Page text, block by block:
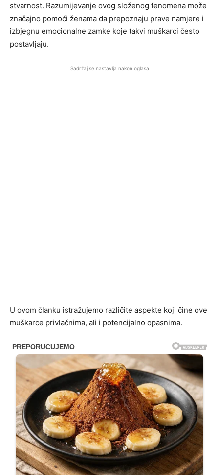
stvarnost. Razumijevanje ovog složenog fenomena može
značajno pomoći ženama da prepoznaju prave namjere i
izbjegnu emocionalne zamke koje takvi muškarci često
postavljaju.
Sadržaj se nastavlja nakon oglasa
U ovom članku istražujemo različite aspekte koji čine ove
muškarce privlačnima, ali i potencijalno opasnima.